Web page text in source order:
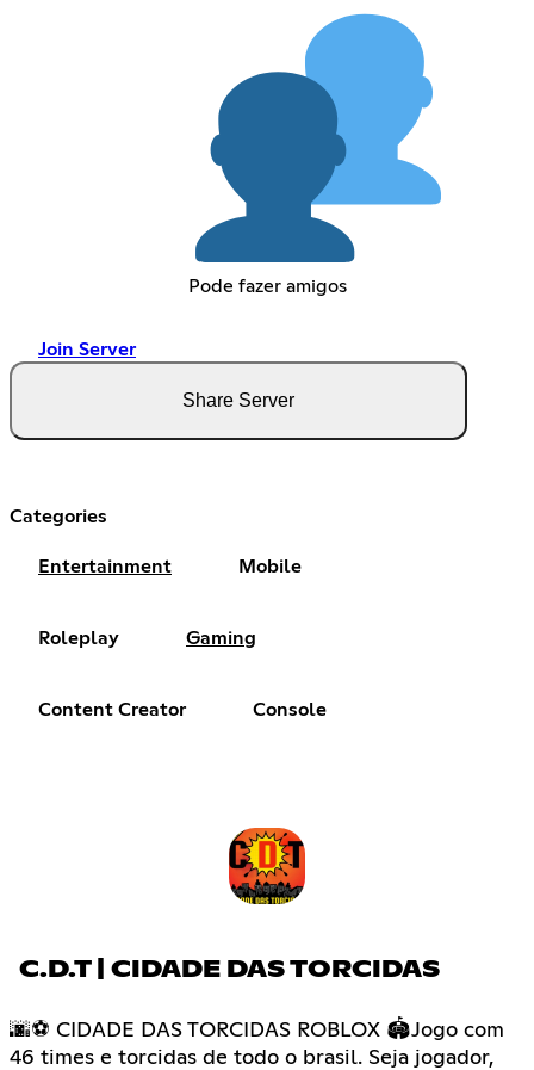
Pode fazer amigos
Join Server
Share Server
Categories
Entertainment Mobile
Roleplay Gaming
Content Creator Console
C.D.T | CIDADE DAS TORCIDAS
🌆⚽ CIDADE DAS TORCIDAS ROBLOX 🏟Jogo com
46 times e torcidas de todo o brasil. Seja jogador,